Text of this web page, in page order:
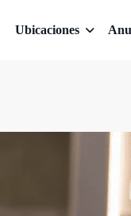
Ubicaciones